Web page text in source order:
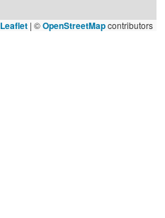
Leaflet | ©OpenStreetMapcontributors